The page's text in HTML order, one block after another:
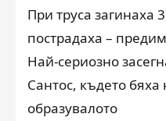
При труса загинаха
пострадаха –
Най-сериозно
Сантос, където
образувалото